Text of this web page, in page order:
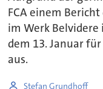
FCA einem
im Werk Belvidere
dem 13. Januar
aus.
Stefan Grundhoff